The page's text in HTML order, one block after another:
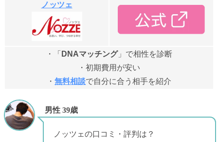
ノッツェ
・「 DNAマッチング」で相性を診断
・初期費用が安い
・ 無料相談で自分に合う相手を紹介
男性 39歳
ノッツェの口コミ・評判は？